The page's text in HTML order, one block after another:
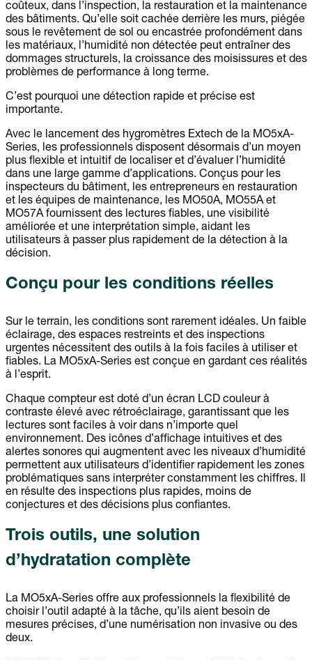
coûteux, dans l’inspection, la restauration et la maintenance
des bâtiments. Qu’elle soit cachée derrière les murs, piégée
sous le revêtement de sol ou encastrée profondément dans
les matériaux, l’humidité non détectée peut entraîner des
dommages structurels, la croissance des moisissures et des
problèmes de performance à long terme.
C’est pourquoi une détection rapide et précise est
importante.
Avec le lancement des hygromètres Extech de la MO5xA-
Series, les professionnels disposent désormais d’un moyen
plus flexible et intuitif de localiser et d’évaluer l’humidité
dans une large gamme d’applications. Conçus pour les
inspecteurs du bâtiment, les entrepreneurs en restauration
et les équipes de maintenance, les MO50A, MO55A et
MO57A fournissent des lectures fiables, une visibilité
améliorée et une interprétation simple, aidant les
utilisateurs à passer plus rapidement de la détection à la
décision.
Conçu pour les conditions réelles
Sur le terrain, les conditions sont rarement idéales. Un faible
éclairage, des espaces restreints et des inspections
urgentes nécessitent des outils à la fois faciles à utiliser et
fiables. La MO5xA-Series est conçue en gardant ces réalités
à l’esprit.
Chaque compteur est doté d’un écran LCD couleur à
contraste élevé avec rétroéclairage, garantissant que les
lectures sont faciles à voir dans n’importe quel
environnement. Des icônes d’affichage intuitives et des
alertes sonores qui augmentent avec les niveaux d’humidité
permettent aux utilisateurs d’identifier rapidement les zones
problématiques sans interpréter constamment les chiffres. Il
en résulte des inspections plus rapides, moins de
conjectures et des décisions plus confiantes.
Trois outils, une solution
d’hydratation complète
La MO5xA-Series offre aux professionnels la flexibilité de
choisir l’outil adapté à la tâche, qu’ils aient besoin de
mesures précises, d’une numérisation non invasive ou des
deux.